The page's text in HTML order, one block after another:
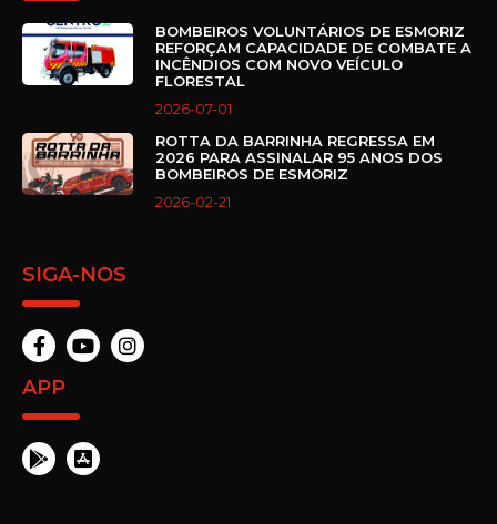
BOMBEIROS VOLUNTÁRIOS DE ESMORIZ
REFORÇAM CAPACIDADE DE COMBATE A
INCÊNDIOS COM NOVO VEÍCULO
FLORESTAL
2026-07-01
ROTTA DA BARRINHA REGRESSA EM
2026 PARA ASSINALAR 95 ANOS DOS
BOMBEIROS DE ESMORIZ
2026-02-21
SIGA-NOS
APP